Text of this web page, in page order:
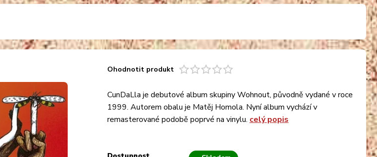
Ohodnotit produkt
CunDaLla je debutové album skupiny Wohnout, původně vydané v roce
1999. Autorem obalu je Matěj Homola. Nyní album vychází v
remasterované podobě poprvé na vinylu. celý popis